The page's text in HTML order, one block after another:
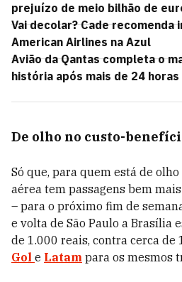
prejuízo de meio bilhão de
Vai decolar? Cade recomenda
American Airlines na Azul
Avião da Qantas completa o
história após mais de 24 horas
De olho no custo-
Só que, para quem está de
aérea tem passagens bem
– para o próximo fim de
e volta de São Paulo a Brasília
de 1.000 reais, contra cerca de
Gol e Latam para os mesmos